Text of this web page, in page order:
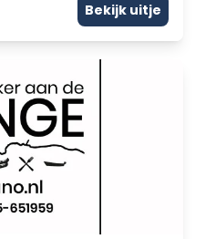
Bekijk uitje